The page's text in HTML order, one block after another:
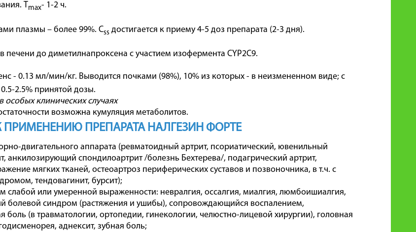
Тmax- 1-2 ч.
плазмы – более 99%. Css достигается к приему 4-5 доз препарата (2-3 дня).
печени до диметилнапроксена с участием изофермента CYP2C9.
- 0.13 мл/мин/кг. Выводится почками (98%), 10% из которых - в неизмененном виде; с
2.5% принятой дозы.
особых клинических случаях
возможна кумуляция метаболитов.
ПРИМЕНЕНИЮ ПРЕПАРАТА НАЛГЕЗИН ФОРТЕ
двигательного аппарата (ревматоидный артрит, псориатический, ювенильный
анкилозирующий спондилоартрит /болезнь Бехтерева/, подагрический артрит,
мягких тканей, остеоартроз периферических суставов и позвоночника, в т.ч. с
тендовагинит, бурсит);
или умеренной выраженности: невралгия, оссалгия, миалгия, люмбоишиалгия,
болевой синдром (растяжения и ушибы), сопровождающийся воспалением,
боль (в травматологии, ортопедии, гинекологии, челюстно-лицевой хирургии), головная
аднексит, зубная боль;